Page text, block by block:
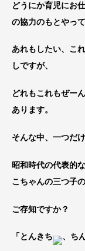
どうにか育児にお
の協力のもとやっ
あれもしたい、こ
しですが、
どれもこれもぜー
あります。
そんな中、一つだ
昭和時代の代表的
こちゃんの三つ子の
ご存知ですか？
「とんきち 、ち